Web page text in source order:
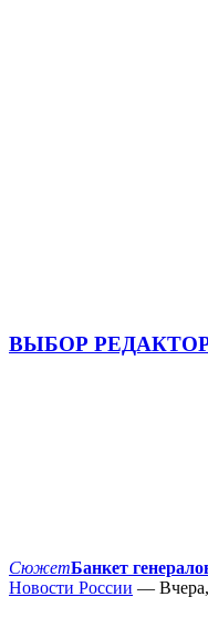
ВЫБОР
СюжетБанкет
Новости России —